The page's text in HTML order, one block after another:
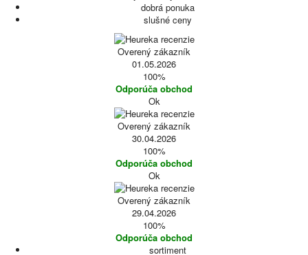
dobrá ponuka
slušné ceny
Overený zákazník
01.05.2026
100%
Odporúča obchod
Ok
Overený zákazník
30.04.2026
100%
Odporúča obchod
Ok
Overený zákazník
29.04.2026
100%
Odporúča obchod
sortiment